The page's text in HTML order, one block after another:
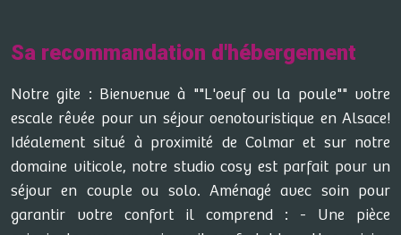
Sa recommandation d'hébergement
Notre gite : Bienvenue à ""L'oeuf ou la poule"" votre
escale rêvée pour un séjour oenotouristique en Alsace!
Idéalement situé à proximité de Colmar et sur notre
domaine viticole, notre studio cosy est parfait pour un
séjour en couple ou solo. Aménagé avec soin pour
garantir votre confort il comprend : - Une pièce